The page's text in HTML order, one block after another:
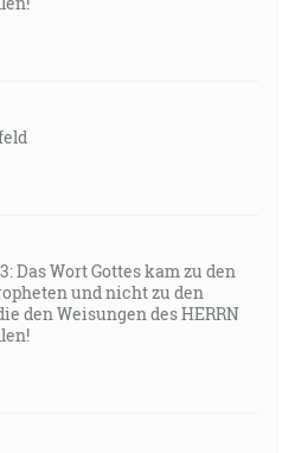
Das Wort Gottes kam zu den
und nicht zu den
den Weisungen des HERRN